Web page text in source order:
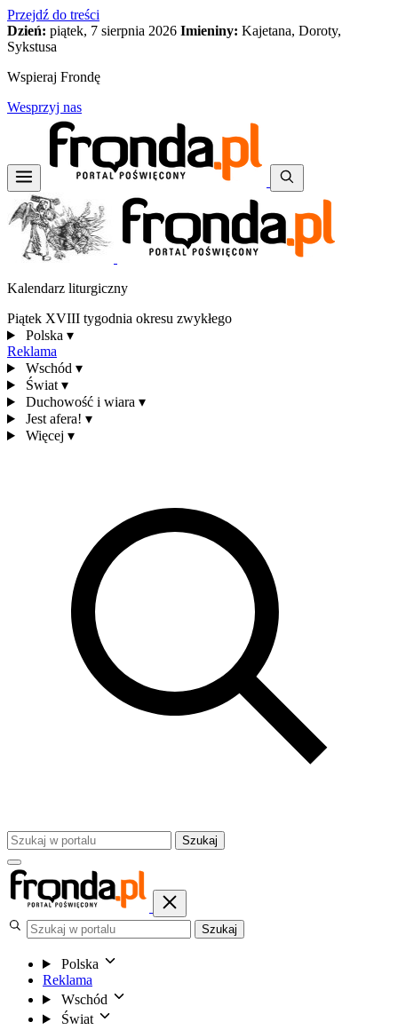
Przejdź do treści
Dzień: piątek, 7 sierpnia 2026 Imieniny: Kajetana, Doroty,
Sykstusa
Wspieraj Frondę
Wesprzyj nas
Kalendarz liturgiczny
Piątek XVIII tygodnia okresu zwykłego
Polska ▾
Reklama
Wschód ▾
Świat ▾
Duchowość i wiara ▾
Jest afera! ▾
Więcej ▾
Szukaj
Szukaj
Polska
Reklama
Wschód
Świat